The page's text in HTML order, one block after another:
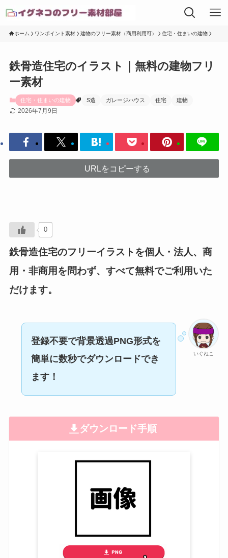
ホーム ワンポイント素材 建物のフリー素材（商用利用可） 住宅・住まいの建物
鉄骨造住宅のイラスト｜無料の建物フリ
ー素材
住宅・住まいの建物 S造 ガレージハウス 住宅 建物
2026年7月9日
URLをコピーする
0
鉄骨造住宅のフリーイラストを個人・法人、商
用・非商用を問わず、すべて無料でご利用いた
だけます。
いぐねこ
登録不要で背景透過PNG形式を
簡単に数秒でダウンロードでき
ます！
ダウンロード手順